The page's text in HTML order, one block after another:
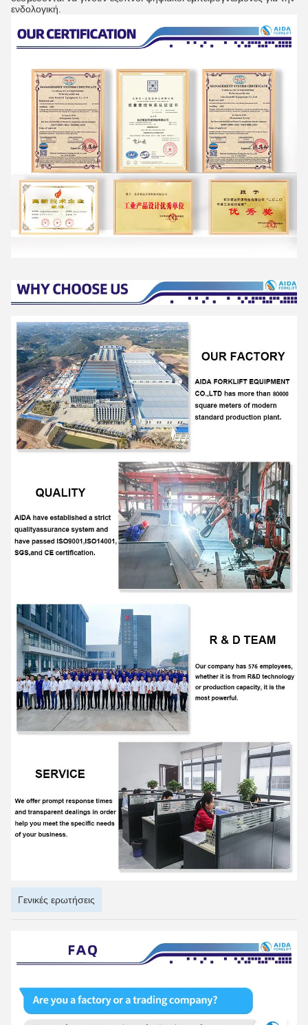
Πιεστής μπλε δοντιών (προαιρετικός)
Η AIDA είναι μια επιχείρηση υψηλής τεχνολογίας που
ενσωματώνει την Ε&Α, την παραγωγή και τις υπηρεσίες, ως
εξοπλισμό χειρισμού και ευέλικτο σύστημα ενδολογικής
διαχείρισης για όλα τα σενάρια.